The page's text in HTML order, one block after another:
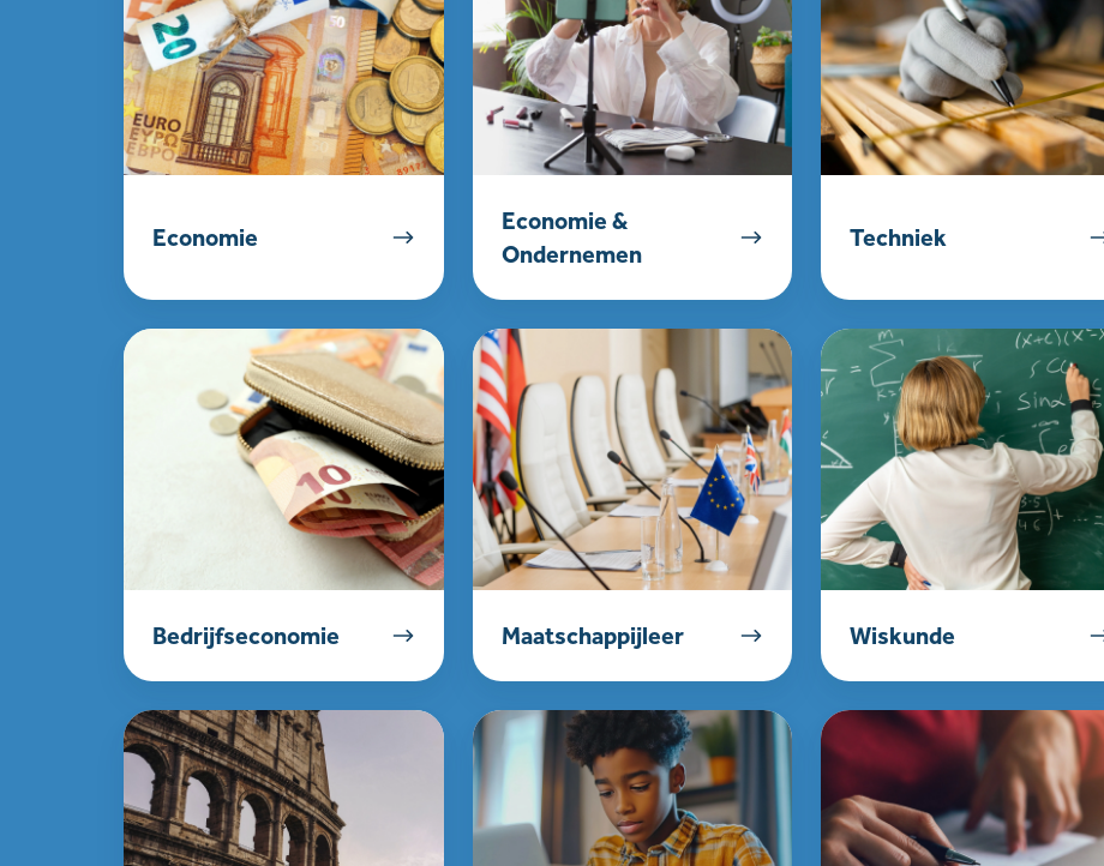
Economie
Economie &
Ondernemen
Techniek
Bedrijfseconomie
Bedrijfseconomie
Maatschappijleer
Maatschappijleer
Wiskunde
Wiskunde
Latijn
Digitale
geletterdheid
Rekenen